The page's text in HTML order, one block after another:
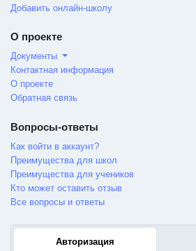
Добавить онлайн-школу
О проекте
Документы
Контактная информация
О проекте
Обратная связь
Вопросы-ответы
Как войти в аккаунт?
Преимущества для школ
Преимущества для учеников
Кто может оставить отзыв
Все вопросы и ответы
Авторизация